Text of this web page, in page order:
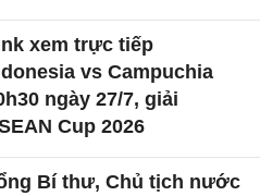
xem trực tiếp
vs Campuchia
ngày 27/7, giải
Cup 2026
Bí thư, Chủ tịch nước